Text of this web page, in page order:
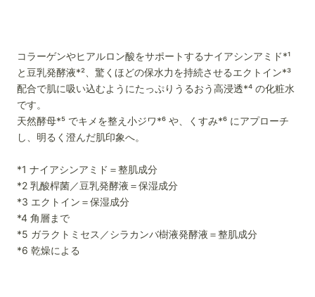
コラーゲンやヒアルロン酸をサポートするナイアシンアミド*¹
と豆乳発酵液*²、驚くほどの保水力を持続させるエクトイン*³
配合で肌に吸い込むようにたっぷりうるおう高浸透*⁴ の化粧水
です。
天然酵母*⁵ でキメを整え小ジワ*⁶ や、くすみ*⁶ にアプローチ
し、明るく澄んだ肌印象へ。
*1 ナイアシンアミド＝整肌成分
*2 乳酸桿菌／豆乳発酵液＝保湿成分
*3 エクトイン＝保湿成分
*4 角層まで
*5 ガラクトミセス／シラカンバ樹液発酵液＝整肌成分
*6 乾燥による